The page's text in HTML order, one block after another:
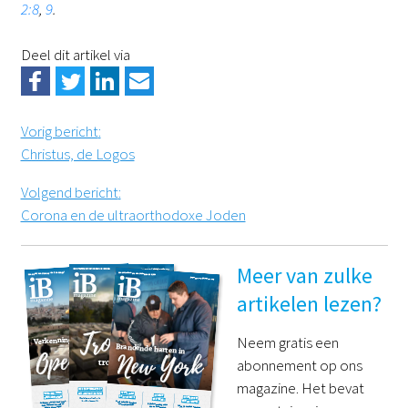
2:8, 9.
Deel dit artikel via
Vorig bericht:
Christus, de Logos
Volgend bericht:
Corona en de ultraorthodoxe Joden
Meer van zulke
artikelen lezen?
Neem gratis een
abonnement op ons
magazine. Het bevat